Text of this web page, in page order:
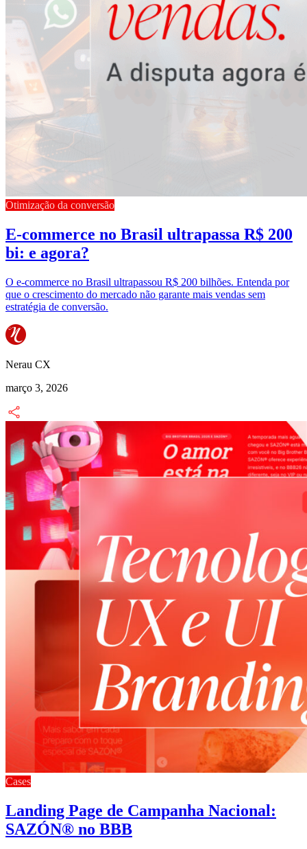
Otimização da conversão
E-commerce no Brasil ultrapassa R$ 200
bi: e agora?
O e-commerce no Brasil ultrapassou R$ 200 bilhões. Entenda por
que o crescimento do mercado não garante mais vendas sem
estratégia de conversão.
Nerau CX
março 3, 2026
Cases
Landing Page de Campanha Nacional:
SAZÓN® no BBB